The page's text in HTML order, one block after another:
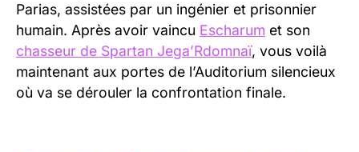
Parias, assistées par un ingénier et prisonnier
humain. Après avoir vaincu Escharum et son
chasseur de Spartan Jega’Rdomnaï, vous voilà
maintenant aux portes de l’Auditorium silencieux
où va se dérouler la confrontation finale.